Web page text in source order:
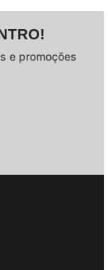
e promoções